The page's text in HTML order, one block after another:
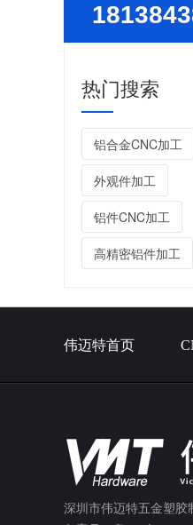
加工定制厂家
高精度
热门搜索
铝合金CNC加工
外观件加工
铝件CNC加工
高精密铝件加工
伟迈特首页
深圳市伟迈特五金塑胶